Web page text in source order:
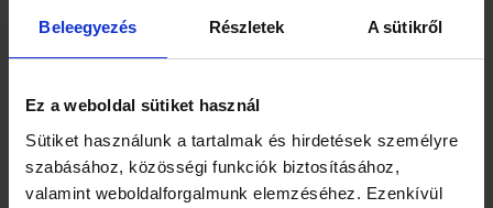
Beleegyezés Részletek A sütikről
Ez a weboldal sütiket használ
Sütiket használunk a tartalmak és hirdetések személyre
szabásához, közösségi funkciók biztosításához,
valamint weboldalforgalmunk elemzéséhez. Ezenkívül
Tudom, hogy Ócsó a nevük, de azért egy kicsit
Ó-h
Kedves Kata!